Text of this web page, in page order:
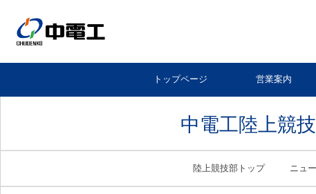
トップページ 営業案内
中電工陸上競
陸上競技部トップ ニュ